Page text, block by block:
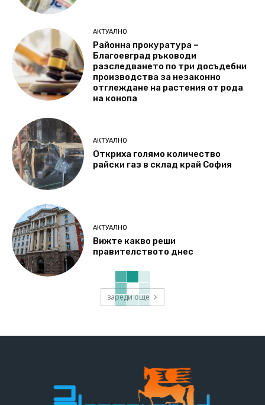
АКТУАЛНО
Районна прокуратура –
Благоевград ръководи
разследването по три досъдебни
производства за незаконно
отглеждане на растения от рода
на конопа
АКТУАЛНО
Откриха голямо количество
райски газ в склад край София
АКТУАЛНО
Вижте какво реши
правителството днес
зареди още